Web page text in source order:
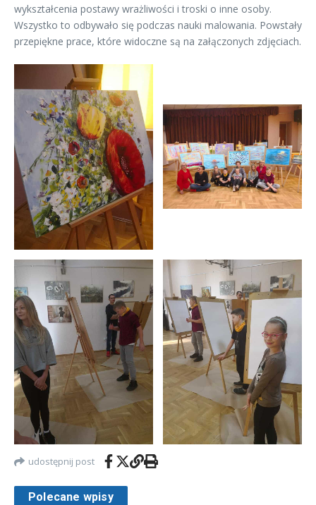
wykształcenia postawy wrażliwości i troski o inne osoby.
Wszystko to odbywało się podczas nauki malowania. Powstały
przepiękne prace, które widoczne są na załączonych zdjęciach.
udostępnij post
Polecane wpisy